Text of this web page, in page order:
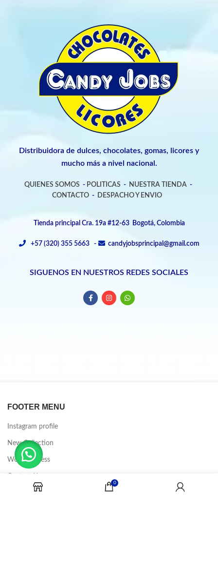
Distribuidora de dulces, chocolates, gomas, licores y
mucho más a nivel nacional.
QUIENES SOMOS - POLITICAS - NUESTRA TIENDA -
CONTACTO- DESPACHO Y ENVIO
Tienda principal Cra. 19a #12-63 Bogotá, Colombia
+57 (320) 355 5663 - candyjobsprincipal@gmail.com
SIGUENOS EN NUESTROS REDES SOCIALES
FOOTER MENU
Instagram profile
New Collection
Woman Dress
Latest News
0